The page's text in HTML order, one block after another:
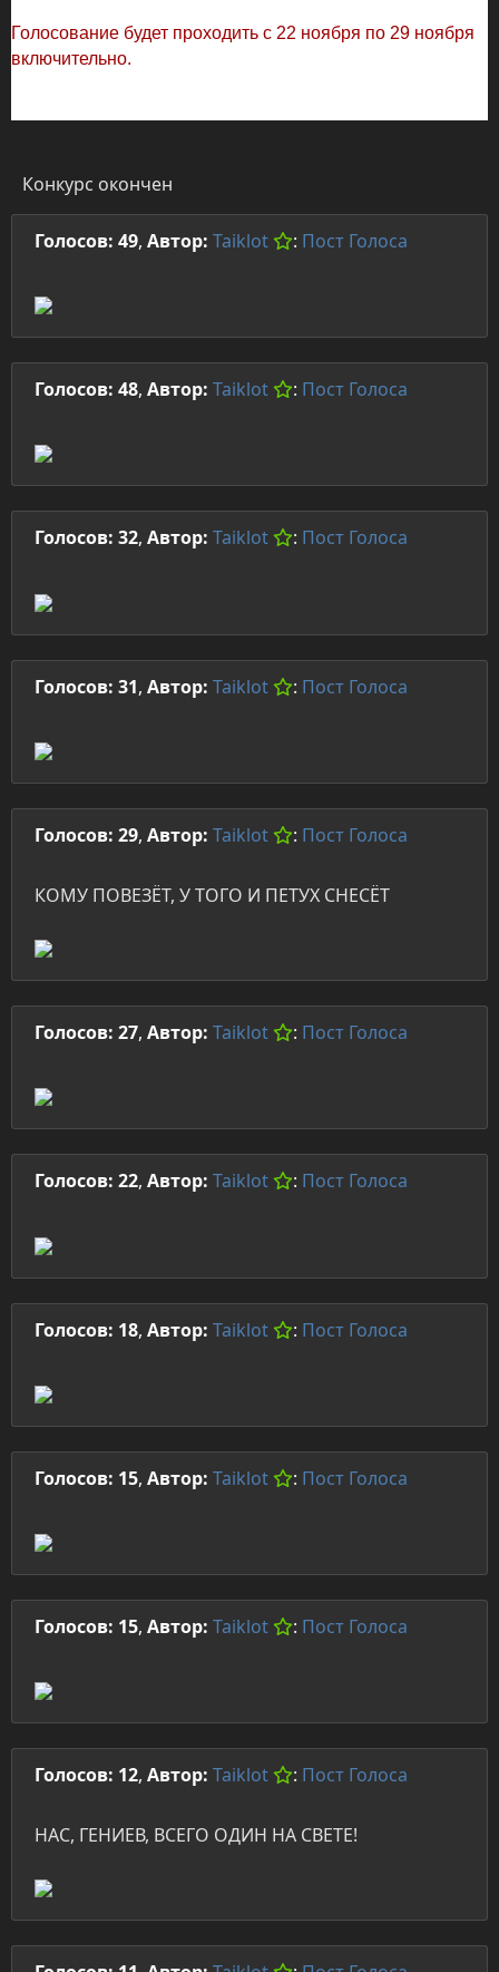
Голосование будет проходить с 22 ноября по 29 ноября
включительно.
Конкурс окончен
Голосов: 49, Автор: Taiklot : Пост Голоса
Голосов: 48, Автор: Taiklot : Пост Голоса
Голосов: 32, Автор: Taiklot : Пост Голоса
Голосов: 31, Автор: Taiklot : Пост Голоса
Голосов: 29, Автор: Taiklot : Пост Голоса
КОМУ ПОВЕЗЁТ, У ТОГО И ПЕТУХ СНЕСЁТ
Голосов: 27, Автор: Taiklot : Пост Голоса
Голосов: 22, Автор: Taiklot : Пост Голоса
Голосов: 18, Автор: Taiklot : Пост Голоса
Голосов: 15, Автор: Taiklot : Пост Голоса
Голосов: 15, Автор: Taiklot : Пост Голоса
Голосов: 12, Автор: Taiklot : Пост Голоса
НАС, ГЕНИЕВ, ВСЕГО ОДИН НА СВЕТЕ!